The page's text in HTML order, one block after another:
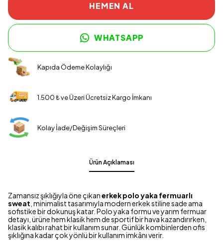
HEMEN AL
WHATSAPP
Kapıda Ödeme Kolaylığı
1.500 ₺ ve Üzeri Ücretsiz Kargo İmkanı
Kolay İade/Değişim Süreçleri
Ürün Açıklaması
Zamansız şıklığıyla öne çıkanerkek polo yaka fermuarlı
sweat , minimalist tasarımıyla modern erkek stiline sade ama
sofistike bir dokunuş katar. Polo yaka formu ve yarım fermuar
detayı, ürüne hem klasik hem de sportif bir hava kazandırırken,
klasik kalıbı rahat bir kullanım sunar. Günlük kombinlerden ofis
şıklığına kadar çok yönlü bir kullanım imkânı verir.